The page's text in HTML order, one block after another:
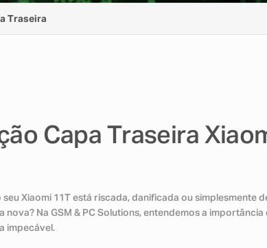
Traseira
Capa Traseira
Xiaomi 11T está riscada, danificada ou simplesmente
nova? Na GSM & PC Solutions, entendemos a
impecável.